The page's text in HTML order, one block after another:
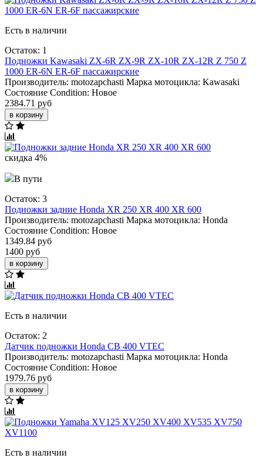
Есть в наличии
Остаток: 1
Подножки Kawasaki ZX-6R ZX-9R ZX-10R ZX-12R Z 750 Z
1000 ER-6N ER-6F пассажирские
Производитель: motozapchasti Марка мотоцикла: Kawasaki
Состояние Condition: Новое
2384.71 руб
в корзину
скидка 4%
В пути
Остаток: 3
Подножки задние Honda XR 250 XR 400 XR 600
Производитель: motozapchasti Марка мотоцикла: Honda
Состояние Condition: Новое
1349.84 руб
1400 руб
в корзину
Есть в наличии
Остаток: 2
Датчик подножки Honda CB 400 VTEC
Производитель: motozapchasti Марка мотоцикла: Honda
Состояние Condition: Новое
1979.76 руб
в корзину
Есть в наличии